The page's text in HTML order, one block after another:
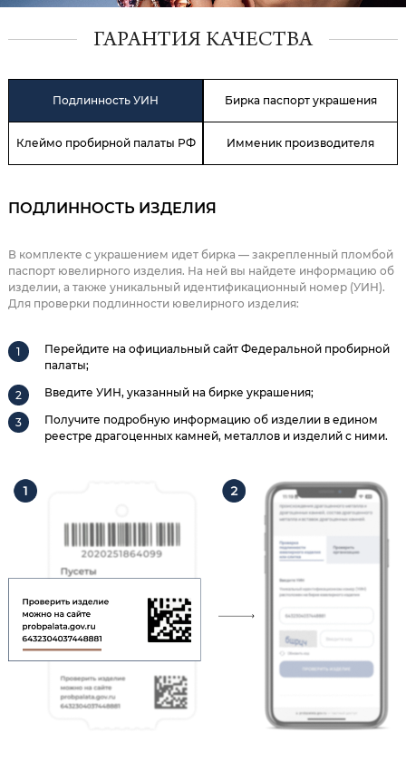
ГАРАНТИЯ КАЧЕСТВА
Подлинность УИН Бирка паспорт украшения
Клеймо пробирной палаты РФ Имменик производителя
ПОДЛИННОСТЬ ИЗДЕЛИЯ
В комплекте с украшением идет бирка — закрепленный пломбой
паспорт ювелирного изделия. На ней вы найдете информацию об
изделии, а также уникальный идентификационный номер (УИН).
Для проверки подлинности ювелирного изделия:
Перейдите на официальный сайт Федеральной пробирной
палаты;
Введите УИН, указанный на бирке украшения;
Получите подробную информацию об изделии в едином
реестре драгоценных камней, металлов и изделий с ними.